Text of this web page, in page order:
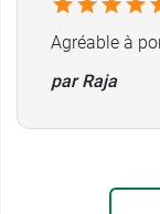
Agréable à
par Raja